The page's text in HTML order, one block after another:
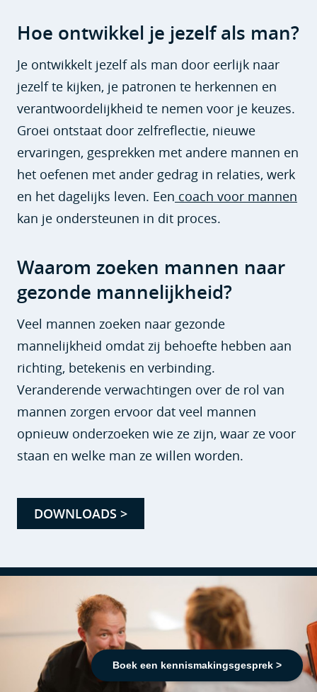
Boek een kennismakingsgesprek >
Hoe ontwikkel je jezelf als man?
Je ontwikkelt jezelf als man door eerlijk naar
jezelf te kijken, je patronen te herkennen en
verantwoordelijkheid te nemen voor je keuzes.
Groei ontstaat door zelfreflectie, nieuwe
ervaringen, gesprekken met andere mannen en
het oefenen met ander gedrag in relaties, werk
en het dagelijks leven. Een coach voor mannen
kan je ondersteunen in dit proces.
Waarom zoeken mannen naar
gezonde mannelijkheid?
Veel mannen zoeken naar gezonde
mannelijkheid omdat zij behoefte hebben aan
richting, betekenis en verbinding.
Veranderende verwachtingen over de rol van
mannen zorgen ervoor dat veel mannen
opnieuw onderzoeken wie ze zijn, waar ze voor
staan en welke man ze willen worden.
DOWNLOADS >